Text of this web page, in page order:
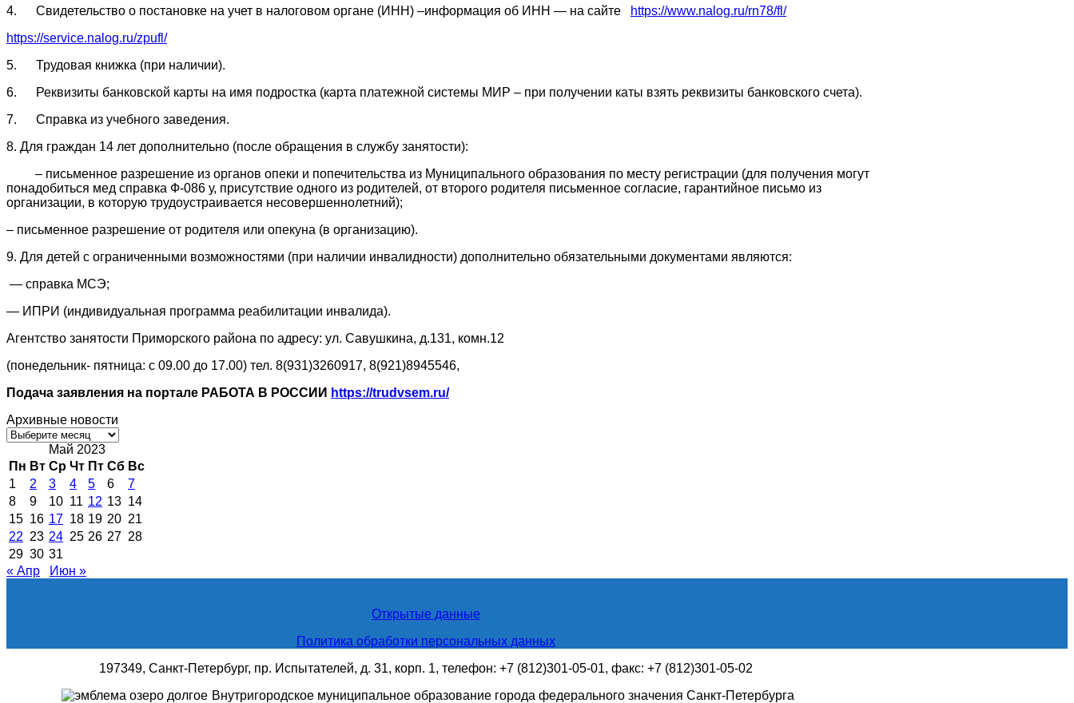
4. Свидетельство о постановке на учет в налоговом органе (ИНН) –информация об ИНН — на сайте
https://www.nalog.ru/rn78/fl/
https://service.nalog.ru/zpufl/
5. Трудовая книжка (при наличии).
6. Реквизиты банковской карты на имя подростка (карта платежной системы МИР – при получении каты взять реквизиты банковского счета).
7. Справка из учебного заведения.
8. Для граждан 14 лет дополнительно (после обращения в службу занятости):
– письменное разрешение из органов опеки и попечительства из Муниципального образования по месту регистрации (для получения могут
понадобиться мед справка Ф-086 у, присутствие одного из родителей, от второго родителя письменное согласие, гарантийное письмо из
организации, в которую трудоустраивается несовершеннолетний);
– письменное разрешение от родителя или опекуна (в организацию).
9. Для детей с ограниченными возможностями (при наличии инвалидности) дополнительно обязательными документами являются:
— справка МСЭ;
— ИПРИ (индивидуальная программа реабилитации инвалида).
Агентство занятости Приморского района по адресу: ул. Савушкина, д.131, комн.12
(понедельник- пятница: с 09.00 до 17.00) тел. 8(931)3260917, 8(921)8945546,
Подача заявления на портале РАБОТА В РОССИИ https://trudvsem.ru/
Архивные новости
Архивные
новостиМай 2023
Пн Вт Ср Чт Пт Сб Вс
1
2 3 4 5 6
7
8
9 10 11 12 13 14
15 16 17 18 19 20 21
22 23 24 25 26 27 28
29 30 31
« Апр
Июн »
Открытые данные
Политика обработки персональных данных
197349, Санкт-Петербург, пр. Испытателей, д. 31, корп. 1, телефон: +7 (812)301-05-01, факс: +7 (812)301-05-02
Внутригородское муниципальное образование города федерального значения Санкт-Петербурга